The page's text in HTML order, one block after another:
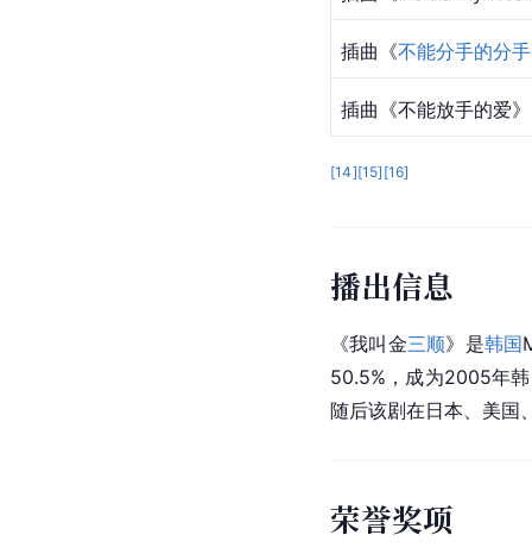
插曲《不能分手的分手
插曲《不能放手的爱
[14][15] [16]
播出信息
《我叫金三顺》是韩国
50.5%，成为2005年
随后该剧在日本 美国
荣誉奖项